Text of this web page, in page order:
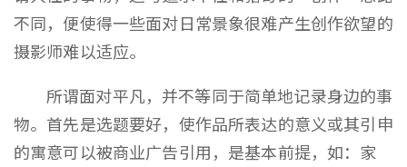
不同，便使得一些面对日常景象很难产生创作欲望的
摄影师难以适应。
所谓面对平凡，并不等同于简单地记录身边的事
物。首先是选题要好，使作品所表达的意义或其引申
的寓意可以被商业广告引用，是基本前提，如：家